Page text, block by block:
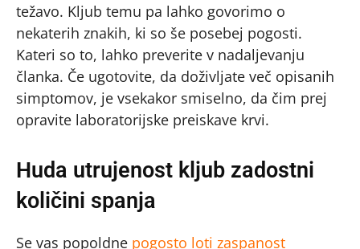
težavo. Kljub temu pa lahko govorimo o
nekaterih znakih, ki so še posebej pogosti.
Kateri so to, lahko preverite v nadaljevanju
članka. Če ugotovite, da doživljate več opisanih
simptomov, je vsekakor smiselno, da čim prej
opravite laboratorijske preiskave krvi.
Huda utrujenost kljub zadostni
količini spanja
Se vas popoldne pogosto loti zaspanost